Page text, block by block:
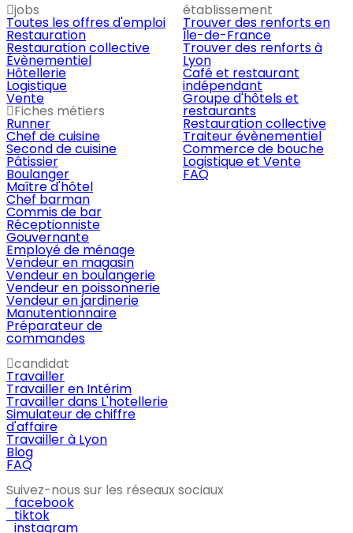
jobs
Toutes les offres d'emploi
Restauration
Restauration collective
Évènementiel
Hôtellerie
Logistique
Vente
Fiches métiers
Runner
Chef de cuisine
Second de cuisine
Pâtissier
Boulanger
Maître d'hôtel
Chef barman
Commis de bar
Réceptionniste
Gouvernante
Employé de ménage
Vendeur en magasin
Vendeur en boulangerie
Vendeur en poissonnerie
Vendeur en jardinerie
Manutentionnaire
Préparateur de
commandes
établissement
Trouver des renforts en
Île-de-France
Trouver des renforts à
Lyon
Café et restaurant
indépendant
Groupe d'hôtels et
restaurants
Restauration collective
Traiteur évènementiel
Commerce de bouche
Logistique et Vente
FAQ
candidat
Travailler
Travailler en Intérim
Travailler dans L'hotellerie
Simulateur de chiffre
d'affaire
Travailler à Lyon
Blog
FAQ
Suivez-nous sur les réseaux sociaux
facebook
tiktok
instagram